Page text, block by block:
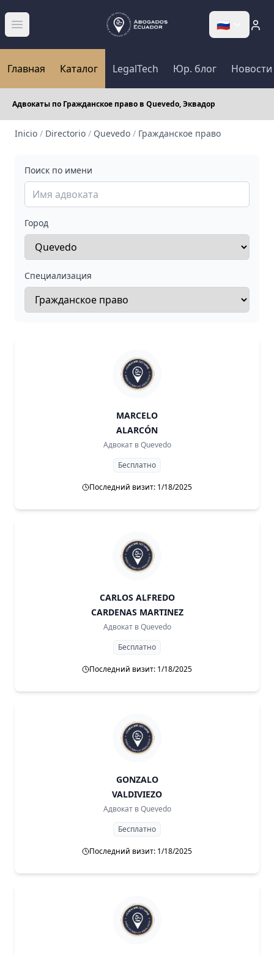
Abrir menú 🇷🇺
Главная Каталог LegalTech Юр. блог Новости
Адвокаты по Гражданское право в Quevedo, Эквадор
Inicio / Directorio / Quevedo / Гражданское право
Поиск по имени
Город
Специализация
MARCELO
ALARCÓN
Адвокат в Quevedo
Бесплатно
Последний визит: 1/18/2025
CARLOS ALFREDO
CARDENAS MARTINEZ
Адвокат в Quevedo
Бесплатно
Последний визит: 1/18/2025
GONZALO
VALDIVIEZO
Адвокат в Quevedo
Бесплатно
Последний визит: 1/18/2025